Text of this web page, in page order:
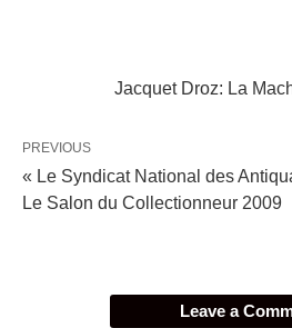
Jacquet Droz: La
PREVIOUS
« Le Syndicat National des
Le Salon du Collectionneur 2009
Leave a